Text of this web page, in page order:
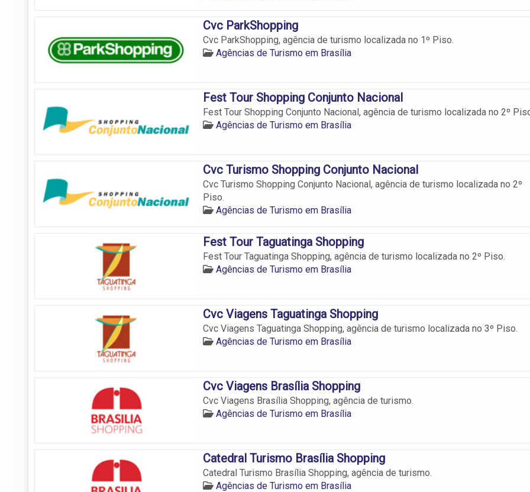
Cvc ParkShopping
Cvc ParkShopping, agência de turismo localizada no 1º Piso.
Agências de Turismo em Brasília
Fest Tour Shopping Conjunto Nacional
Fest Tour Shopping Conjunto Nacional, agência de turismo localizada no 2º
Agências de Turismo em Brasília
Cvc Turismo Shopping Conjunto Nacional
Cvc Turismo Shopping Conjunto Nacional, agência de turismo localizada no 2º
Piso.
Agências de Turismo em Brasília
Fest Tour Taguatinga Shopping
Fest Tour Taguatinga Shopping, agência de turismo localizada no 2º Piso.
Agências de Turismo em Brasília
Cvc Viagens Taguatinga Shopping
Cvc Viagens Taguatinga Shopping, agência de turismo localizada no 3º Piso.
Agências de Turismo em Brasília
Cvc Viagens Brasília Shopping
Cvc Viagens Brasília Shopping, agência de turismo.
Agências de Turismo em Brasília
Catedral Turismo Brasília Shopping
Catedral Turismo Brasília Shopping, agência de turismo.
Agências de Turismo em Brasília